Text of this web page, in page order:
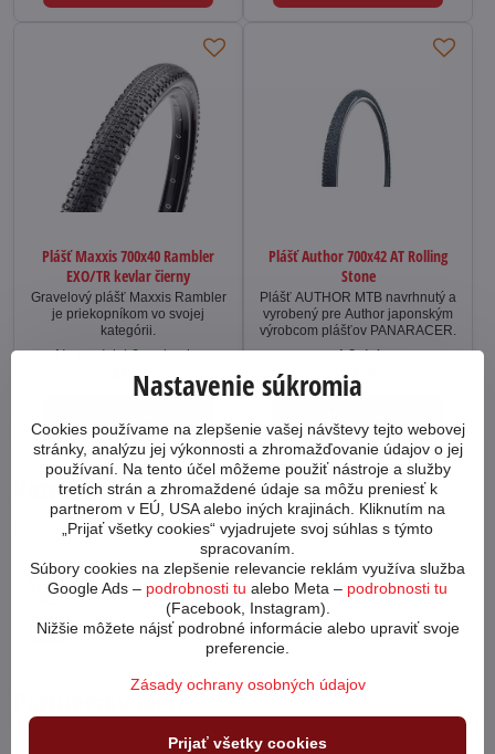
Plášť Maxxis 700x40 Rambler
EXO/TR kevlar čierny
Gravelový plášť Maxxis Rambler
je priekopníkom vo svojej
kategórii.
Na predajni 2 a viac ks
49 €
Plášť Author 700x42 AT Rolling
Stone
Plášť AUTHOR MTB navrhnutý a
vyrobený pre Author japonským
výrobcom plášťov PANARACER.
4-8 dní
21 €
Potrebujete poradiť?
Neváhajte nás kontaktovať
053 4413 064
cykloabc​@cykloabc​.sk
Partnerský web
Nastavenie súkromia
Cookies používame na zlepšenie vašej návštevy tejto webovej
stránky, analýzu jej výkonnosti a zhromažďovanie údajov o jej
používaní. Na tento účel môžeme použiť nástroje a služby
tretích strán a zhromaždené údaje sa môžu preniesť k
partnerom v EÚ, USA alebo iných krajinách. Kliknutím na
„Prijať všetky cookies“ vyjadrujete svoj súhlas s týmto
spracovaním.
Súbory cookies na zlepšenie relevancie reklám využíva služba
Google Ads – podrobnosti tu alebo Meta – podrobnosti tu
(Facebook, Instagram).
Nižšie môžete nájsť podrobné informácie alebo upraviť svoje
preferencie.
Zásady ochrany osobných údajov
Prijať všetky cookies